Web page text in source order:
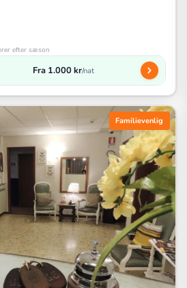
efter sæson
Fra 1.000 kr/nat
Familievenlig